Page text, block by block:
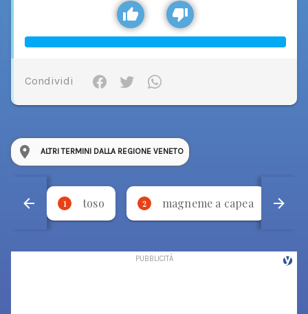
Condividi
ALTRI TERMINI DALLA REGIONE VENETO
1 toso 2 magneme a capea